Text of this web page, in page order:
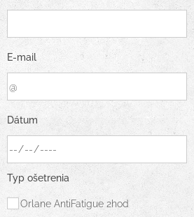
E-mail
Dátum
Typ ošetrenia
Orlane AntiFatigue 2hod